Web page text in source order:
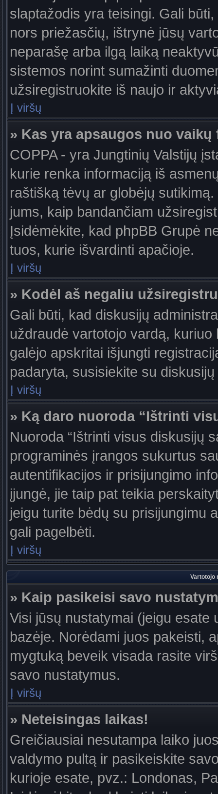
slaptažodis yra teisingi. Gali
nors priežasčių, ištrynė jūsų
neparašę arba ilgą laiką
sistemos norint sumažinti
užsiregistruokite iš naujo ir
Į viršų
» Kas yra apsaugos nuo vaikų
COPPA - yra Jungtinių Valstijų
kurie renka informaciją iš
raštišką tėvų ar globėjų
jums, kaip bandančiam
Įsidėmėkite, kad phpBB Grupė
tuos, kurie išvardinti apačioje.
Į viršų
» Kodėl aš negaliu
Gali būti, kad diskusijų
uždraudė vartotojo vardą,
galėjo apskritai išjungti
padaryta, susisiekite su
Į viršų
» Ką daro nuoroda “Ištrinti
Nuoroda “Ištrinti visus diskusijų
programinės įrangos sukurtus
autentifikacijos ir prisijungimo
įjungė, jie taip pat teikia
jeigu turite bėdų su prisijungimu
gali pagelbėti.
Į viršų
Vartotojo
» Kaip pasikeisi savo
Visi jūsų nustatymai (jeigu
bazėje. Norėdami juos pakeisti,
mygtuką beveik visada rasite
savo nustatymus.
Į viršų
» Neteisingas laikas!
Greičiausiai nesutampa laiko
valdymo pultą ir pasikeiskite
kurioje esate, pvz.: Londonas,